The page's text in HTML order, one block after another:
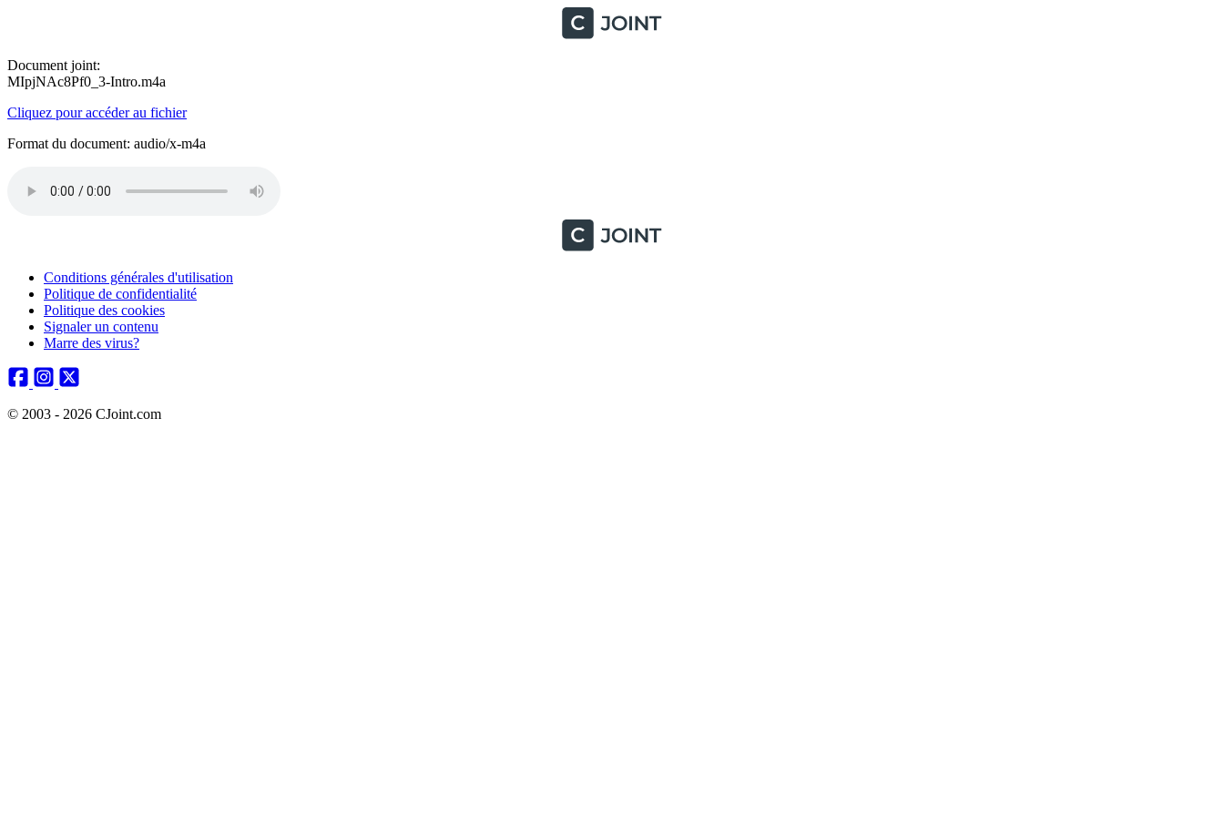
Document joint:
MIpjNAc8Pf0_3-Intro.m4a
Cliquez pour accéder au fichier
Format du document: audio/x-m4a
Conditions générales d'utilisation
Politique de confidentialité
Politique des cookies
Signaler un contenu
Marre des virus?
© 2003 - 2026 CJoint.com